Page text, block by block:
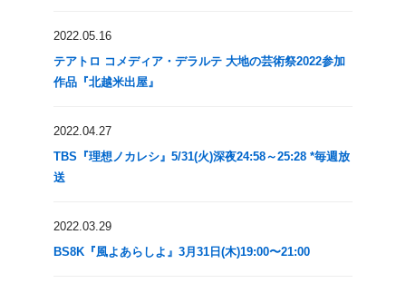
2022.05.16
テアトロ コメディア・デラルテ 大地の芸術祭2022参加
作品『北越米出屋』
2022.04.27
TBS『理想ノカレシ』5/31(火)深夜24:58～25:28 *毎週放
送
2022.03.29
BS8K『風よあらしよ』3月31日(木)19:00〜21:00